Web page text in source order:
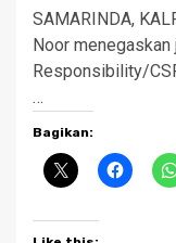
SAMARINDA,
Noor
Responsibility/
…
Bagikan: